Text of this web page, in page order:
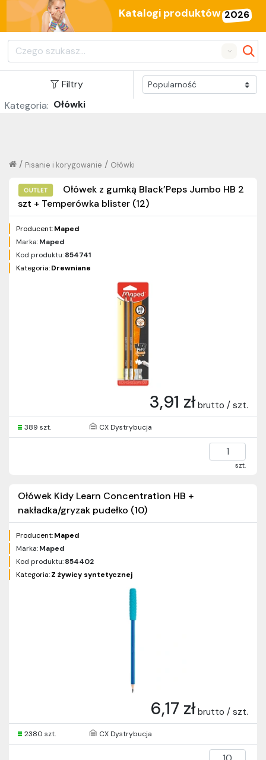
Katalogi produktów 2026
Search
Filtry
Kategoria: Ołówki
Ołówki
/
Pisanie i korygowanie
/
Ołówek z gumką Black’Peps Jumbo HB 2
szt + Temperówka blister (12)
Producent:Maped
Marka:Maped
Kod produktu:854741
Kategoria:Drewniane
3,91 zł brutto / szt.
389 szt. CX Dystrybucja
szt.
Ołówek Kidy Learn Concentration HB +
nakładka/gryzak pudełko (10)
Producent:Maped
Marka:Maped
Kod produktu:854402
Kategoria:Z żywicy syntetycznej
6,17 zł brutto / szt.
2380 szt. CX Dystrybucja